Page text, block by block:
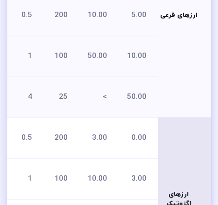
ارزهای فرعی 5.00
10.00
200
0.5
10.00
50.00
100
1
50.00
>
25
4
ارزهای
0.00
3.00
200
0.5
3.00
10.00
100
1